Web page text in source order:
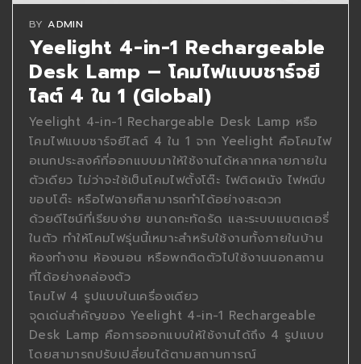
BY ADMIN
Yeelight 4-in-1 Rechargeable
Desk Lamp – โคมไฟแบบชาร์จยี
ไลต์ 4 ใน 1 (Global)
Yeelight 4-in-1 Rechargeable Desk Lamp หรือ
โคมไฟแบบชาร์จยีไลต์ 4 ใน 1 จาก Yeelight คือโคมไฟ
อเนกประสงค์ที่ออกแบบมาให้ใช้งานได้หลากหลายภายใน
ตัวเดียว ไม่ว่าจะใช้เป็นโคมไฟตั้งโต๊ะ ไฟติดผนัง ไฟหนีบ
ขอบโต๊ะ หรือไฟฉายก็สามารถทำได้อย่างสะดวก
ด้วยดีไซน์ที่เรียบง่าย ขนาดกะทัดรัด และระบบแบตเตอรี่
ในตัว ทำให้โคมไฟรุ่นนี้เหมาะสำหรับใช้งานทั้งภายในบ้าน
ห้องทำงาน ห้องนอน หรือพกติดตัวไปใช้งานนอกสถาน
ที่ได้อย่างคล่องตัว
โคมไฟ 4 รูปแบบในเครื่องเดียว
จุดเด่นสำคัญของ Yeelight 4-in-1 Rechargeable
Desk Lamp คือการออกแบบให้ใช้งานได้ถึง 4 รูปแบบ
โดยสามารถปรับเปลี่ยนได้ตามสถานการณ์